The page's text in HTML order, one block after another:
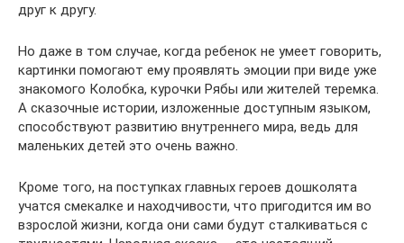
друг к другу.
Но даже в том случае, когда ребенок не умеет говорить,
картинки помогают ему проявлять эмоции при виде уже
знакомого Колобка, курочки Рябы или жителей теремка.
А сказочные истории, изложенные доступным языком,
способствуют развитию внутреннего мира, ведь для
маленьких детей это очень важно.
Кроме того, на поступках главных героев дошколята
учатся смекалке и находчивости, что пригодится им во
взрослой жизни, когда они сами будут сталкиваться с